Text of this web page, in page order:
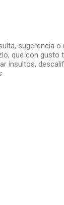
sugerencia o
que con gusto
insultos,